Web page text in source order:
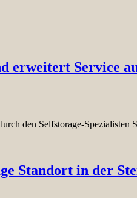
Service
den Selfstorage-
Standort in der